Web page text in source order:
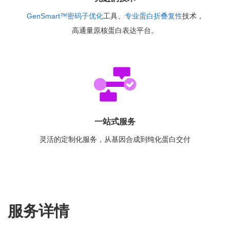
GenSmart™密码子优化工具、 专业蛋白折叠复性技术，
高通量原核蛋白表达平台。
一站式服务
灵活的定制化服务，从基因合成到纯化蛋白交付
服务详情